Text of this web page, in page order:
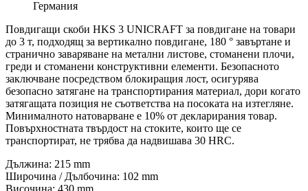
Германия
Повдигащи скоби HKS 3 UNICRAFT за повдигане на товари
до 3 т, подходящ за вертикално повдигане, 180 ° завъртане и
странично заваряване на метални листове, стоманени плочи,
греди и стоманени конструктивни елементи. Безопасното
заключване посредством блокиращия лост, осигурява
безопасно затягане на транспортирания материал, дори когато
затягащата позиция не съответства на посоката на изтегляне.
Минималното натоварване е 10% от декларирания товар.
Повърхностната твърдост на стоките, които ще се
транспортират, не трябва да надвишава 30 HRC.
Дължина: 215 mm
Широчина / Дълбочина: 102 mm